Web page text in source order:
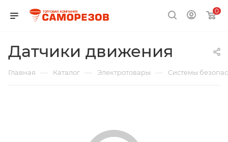
0
Датчики движения
Главная — Каталог — Электротовары — Системы